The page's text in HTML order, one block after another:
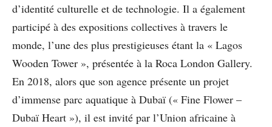
d’identité culturelle et de technologie. Il a également
participé à des expositions collectives à travers le
monde, l’une des plus prestigieuses étant la « Lagos
Wooden Tower », présentée à la Roca London Gallery.
En 2018, alors que son agence présente un projet
d’immense parc aquatique à Dubaï (« Fine Flower –
Dubaï Heart »), il est invité par l’Union africaine à